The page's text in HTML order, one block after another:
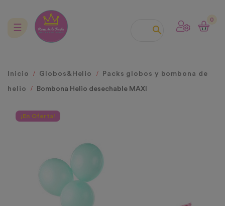

0
Navegación
☰
Inicio Globos&Helio Packs globos y bombona de
helio Bombona Helio desechable MAXI
¡En Oferta!